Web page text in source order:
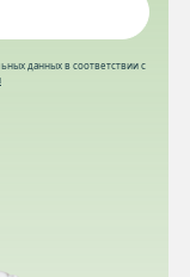
данных в соответствии с